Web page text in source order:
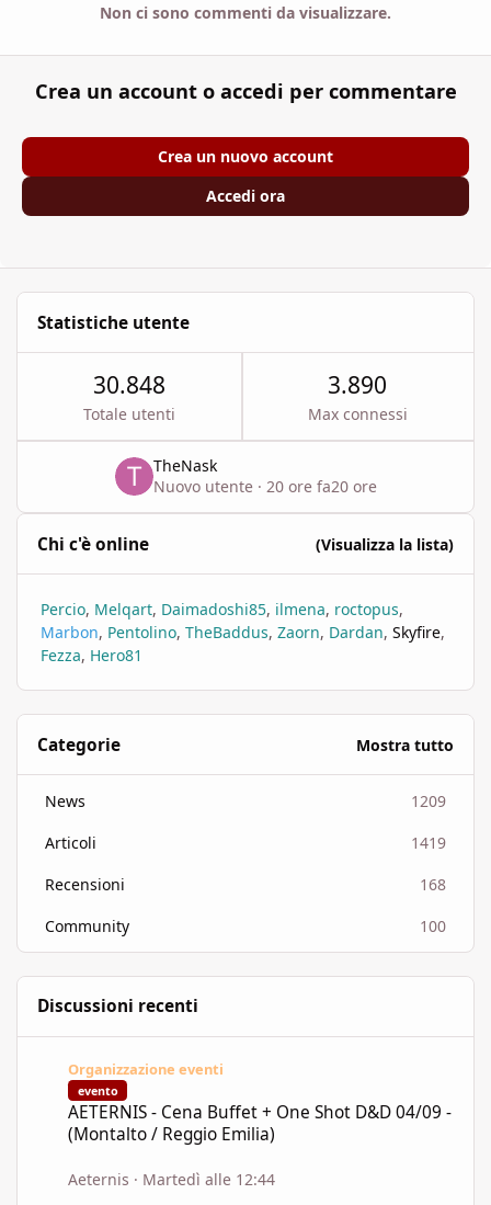
Non ci sono commenti da visualizzare.
Crea un account o accedi per commentare
Crea un nuovo account
Accedi ora
Statistiche utente
30.848
Totale utenti
3.890
Max connessi
TheNask
Nuovo utente · 20 ore fa20 ore
Chi c'è online (Visualizza la lista)
Percio Melqart Daimadoshi85 ilmena roctopus
Marbon Pentolino TheBaddus Zaorn Dardan Skyfire
Fezza Hero81
Categorie Mostra tutto
News
1209
Articoli
1419
Recensioni
168
Community
100
Discussioni recenti
Organizzazione eventi
evento
AETERNIS - Cena Buffet + One Shot D&D 04/09 -
(Montalto / Reggio Emilia)
Aeternis · Martedì alle 12:44